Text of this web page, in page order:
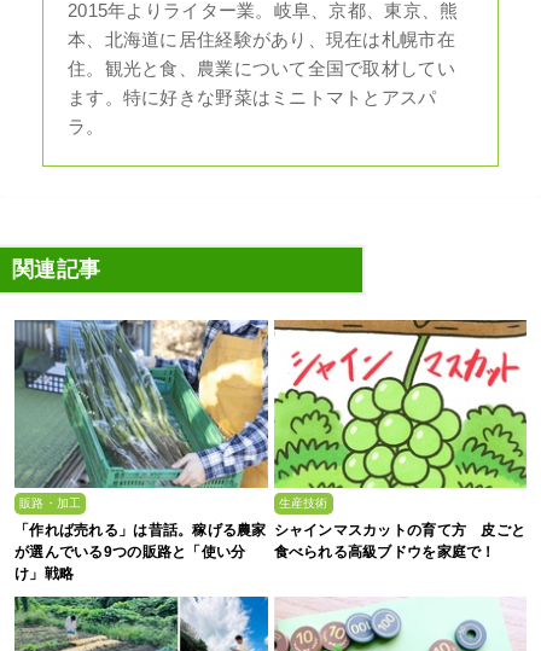
2015年よりライター業。岐阜、京都、東京、熊
本、北海道に居住経験があり、現在は札幌市在
住。観光と食、農業について全国で取材してい
ます。特に好きな野菜はミニトマトとアスパ
ラ。
関連記事
販路・加工
「作れば売れる」は昔話。稼げる農家
が選んでいる9つの販路と「使い分
け」戦略
生産技術
シャインマスカットの育て方 皮ごと
食べられる高級ブドウを家庭で！